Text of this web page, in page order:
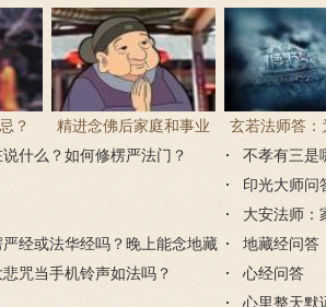
？
精进念佛后家庭和事业
为何会出现很多逆缘？
玄若法师答：
里持大悲咒
什么？如何修楞严法门？
不孝有三是
印光大师问
大安法师：
经或法华经吗？晚上能念地藏
地藏经问答
咒当手机铃声如法吗？
心经问答
心里整天默